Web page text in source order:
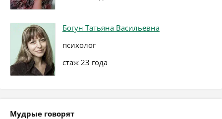
Богун Татьяна Васильевна
психолог
стаж 23 года
Мудрые говорят